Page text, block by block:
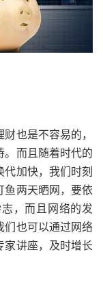
也是不容易的，
。而且随着时代的
加快，我们时刻
鱼两天晒网，要依
，而且网络的发
们也可以通过网络
家讲座，及时增长